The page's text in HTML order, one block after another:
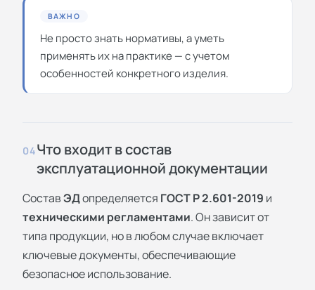
ВАЖНО
Не просто знать нормативы, а уметь
применять их на практике — с учетом
особенностей конкретного изделия.
04Что входит в состав
эксплуатационной документации
СоставЭДопределяется ГОСТ Р 2.601-2019 и
техническими регламентами. Он зависит от
типа продукции, но в любом случае включает
ключевые документы, обеспечивающие
безопасное использование.